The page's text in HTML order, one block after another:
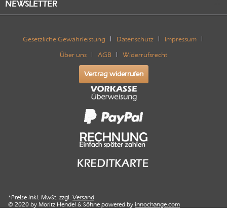
NEWSLETTER
Gesetzliche Gewährleistung Datenschutz Impressum
Über uns AGB Widerrufsrecht
Vertrag widerrufen
*Preise inkl. MwSt. zzgl. Versand
© 2020 by Moritz Hendel & Söhne powered by innochange.com